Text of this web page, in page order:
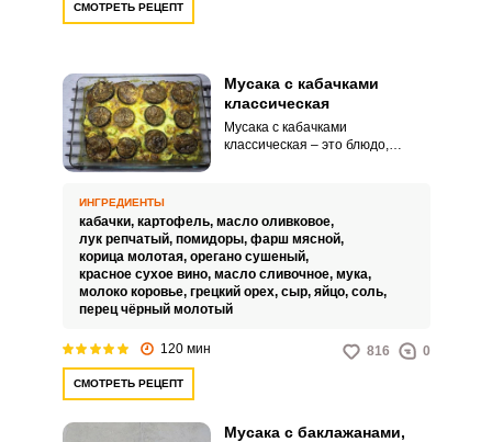
СМОТРЕТЬ РЕЦЕПТ
Мусака с кабачками
классическая
Мусака с кабачками
классическая – это блюдо,
картофеля и белого соуса,
обычно приготовленного на
основе молока и яиц. Кабачки
нарезаются тонкими кружками и
используются для создания
слоев вместо традиционных
ИНГРЕДИЕНТЫ
кабачки, картофель, масло оливковое,
лук репчатый, помидоры, фарш мясной,
корица молотая, орегано сушеный,
красное сухое вино, масло сливочное, мука,
молоко коровье, грецкий орех, сыр, яйцо, соль,
перец чёрный молотый
120 мин 816 0
СМОТРЕТЬ РЕЦЕПТ
Мусака с баклажанами,